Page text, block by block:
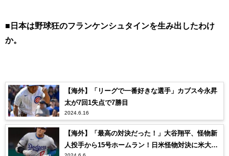
■日本は野球狂のフランケンシュタインを生み出したわけ
か。
【海外】「リーグで一番好きな選手」カブス今永昇
太が7回1失点で7勝目
2024.6.16
【海外】「最高の対決だった！」大谷翔平、怪物新
人投手から15号ホームラン！日米怪物対決に米大興